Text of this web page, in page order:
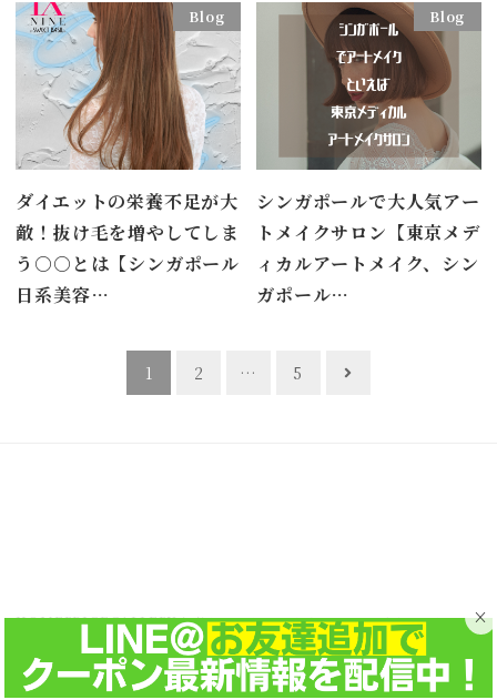
Blog
ダイエットの栄養不足が大
敵！抜け毛を増やしてしま
う○○とは【シンガポール
日系美容…
Blog
シンガポールで大人気アー
トメイクサロン【東京メデ
ィカルアートメイク、シン
ガポール…
1 2 … 5
×
HOMEPRICEGALLERY水素トリートメントカラーリングチケット
ベビーシッターサービスヘアビューロンProduct
NAIL salon「BIANCA TOKYO」
医療アートメイク「東京メディカルアートメイク」